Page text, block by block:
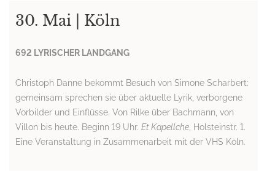
30. Mai | Köln
692 LYRISCHER LANDGANG
Christoph Danne bekommt Besuch von Simone Scharbert:
gemeinsam sprechen sie über aktuelle Lyrik, verborgene
Vorbilder und Einflüsse. Von Rilke über Bachmann, von
Villon bis heute. Beginn 19 Uhr. Et Kapellche , Holsteinstr. 1.
Eine Veranstaltung in Zusammenarbeit mit der VHS Köln.